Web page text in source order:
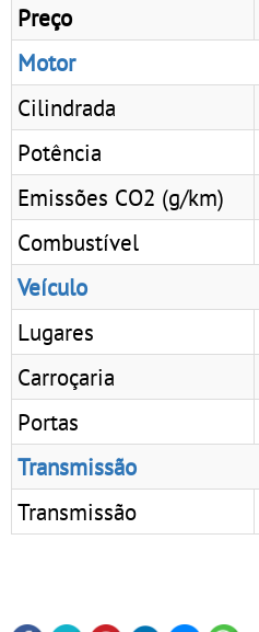
Preço
Motor
Cilindrada
Potência
Emissões CO2 (g/km)
Combustível
Veículo
Lugares
Carroçaria
Portas
Transmissão
Transmissão